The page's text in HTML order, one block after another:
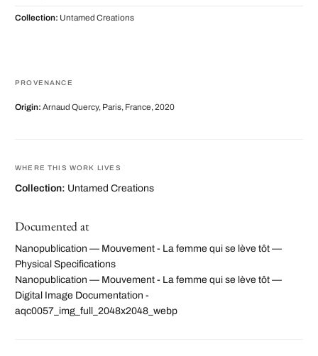
Collection: Untamed Creations
PROVENANCE
Origin: Arnaud Quercy, Paris, France, 2020
WHERE THIS WORK LIVES
Collection: Untamed Creations
Documented at
Nanopublication — Mouvement - La femme qui se lève tôt —
Physical Specifications
Nanopublication — Mouvement - La femme qui se lève tôt —
Digital Image Documentation -
aqc0057_img_full_2048x2048_webp